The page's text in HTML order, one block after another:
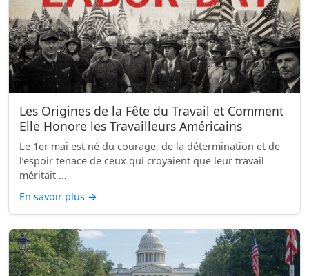
Les Origines de la Fête du Travail et Comment
Elle Honore les Travailleurs Américains
Le 1er mai est né du courage, de la détermination et de
l’espoir tenace de ceux qui croyaient que leur travail
méritait ...
En savoir plus →